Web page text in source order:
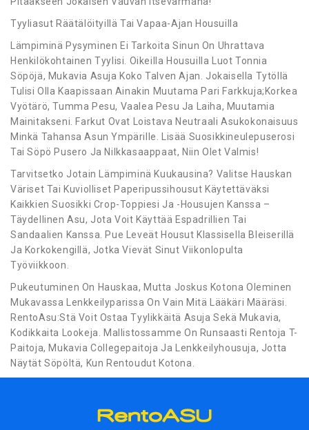
Tyyliasut Räätälöityillä Tai Vapaa-Ajan Housuilla
Lämpiminä Pysyminen Ei Tarkoita Sinun On Uhrattava
Henkilökohtainen Tyylisi. Oikeilla Housuilla Luot Tonnia
Söpöjä, Mukavia Asuja Koko Talven Ajan. Jokaisella Tytöllä
Tulisi Olla Kaapissaan Ainakin Muutama Pari Farkkuja;Korkea
Vyötärö, Tumma Pesu, Vaalea Pesu Ja Laiha, Muutamia
Mainitakseni. Farkut Ovat Loistava Neutraali Asukokonaisuus
Minkä Tahansa Asun Ympärille. Lisää Suosikkineulepuserosi
Tai Söpö Pusero Ja Nilkkasaappaat, Niin Olet Valmis!
Tarvitsetko Jotain Lämpiminä Kuukausina? Valitse Hauskan
Väriset Tai Kuviolliset Paperipussihousut Käytettäväksi
Kaikkien Suosikki Crop-Toppiesi Ja -Housujen Kanssa –
Täydellinen Asu, Jota Voit Käyttää Espadrillien Tai
Sandaalien Kanssa. Pue Leveät Housut Klassisella Bleiserillä
Ja Korkokengillä, Jotka Vievät Sinut Viikonlopulta
Työviikkoon.
Pukeutuminen On Hauskaa, Mutta Joskus Kotona Oleminen
Mukavassa Lenkkeilyparissa On Vain Mitä Lääkäri Määräsi.
RentoAsu:Stä Voit Ostaa Tyylikkäitä Asuja Sekä Mukavia,
Kodikkaita Lookeja. Mallistossamme On Runsaasti Rentoja T-
Paitoja, Mukavia Collegepaitoja Ja Lenkkeilyhousuja, Jotta
Näytät Söpöltä, Kun Rentoudut Kotona.